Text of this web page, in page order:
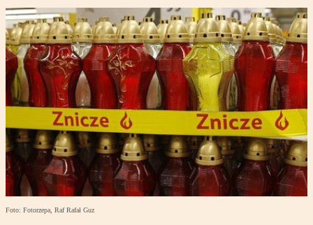
Foto: Fotorzepa, Raf Rafał Guz